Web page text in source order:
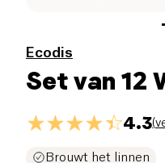
Ecodis
Set van 12
4.3(
Brouwt het linnen